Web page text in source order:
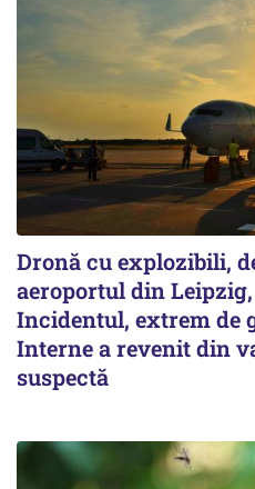
Dronă cu explozibili,
aeroportul din
Incidentul, extrem de
Interne a revenit din
suspectă